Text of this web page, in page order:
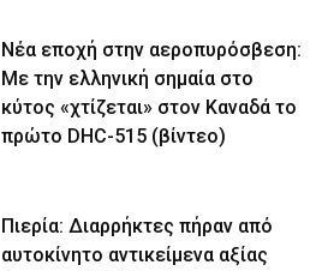
Νέα εποχή στην αεροπυρόσβεση:
Με την ελληνική σημαία στο
κύτος «χτίζεται» στον Καναδά το
πρώτο DHC-515 (βίντεο)
Πιερία: Διαρρήκτες πήραν από
αυτοκίνητο αντικείμενα αξίας